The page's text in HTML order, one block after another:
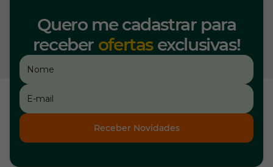
Quero me cadastrar para
receber ofertasexclusivas!
Receber Novidades